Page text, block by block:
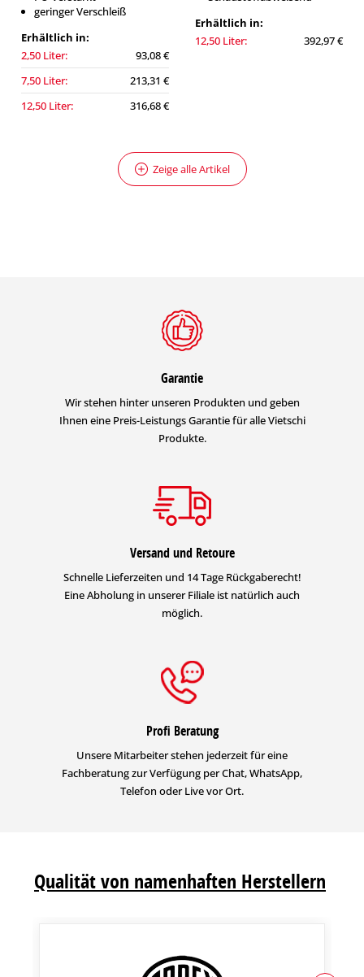
geringer Verschleiß
Erhältlich in:
2,50 Liter:
93,08 €
7,50 Liter:
213,31 €
12,50 Liter:
316,68 €
Erhältlich in:
12,50 Liter:
392,97 €
Zeige alle Artikel
Garantie
Wir stehen hinter unseren Produkten und geben
Ihnen eine Preis-Leistungs Garantie für alle Vietschi
Produkte.
Versand und Retoure
Schnelle Lieferzeiten und 14 Tage Rückgaberecht!
Eine Abholung in unserer Filiale ist natürlich auch
möglich.
Profi Beratung
Unsere Mitarbeiter stehen jederzeit für eine
Fachberatung zur Verfügung per Chat, WhatsApp,
Telefon oder Live vor Ort.
Qualität von namenhaften Herstellern